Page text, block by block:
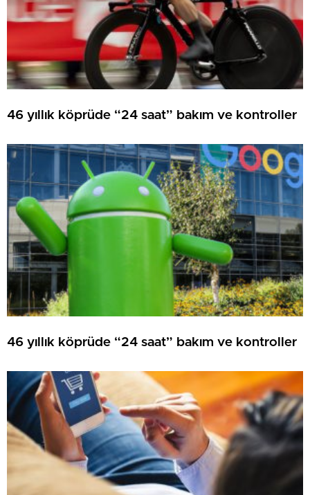
46 yıllık köprüde “24 saat” bakım ve kontroller
46 yıllık köprüde “24 saat” bakım ve kontroller